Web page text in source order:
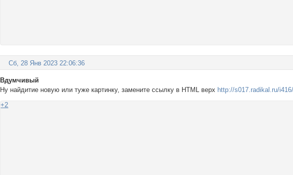
Сб, 28 Янв 2023 22:06:36
Вдумчивый
Ну найдитие новую или туже картинку, замените ссылку в HTML верх http://s017.radikal.ru/
+2